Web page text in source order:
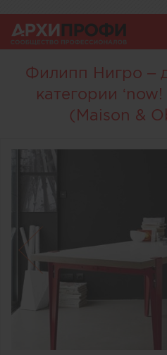
Филипп Нигро –
категории
(Maison &